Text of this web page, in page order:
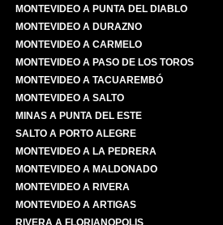
MONTEVIDEO A PUNTA DEL DIABLO
MONTEVIDEO A DURAZNO
MONTEVIDEO A CARMELO
MONTEVIDEO A PASO DE LOS TOROS
MONTEVIDEO A TACUAREMBÓ
MONTEVIDEO A SALTO
MINAS A PUNTA DEL ESTE
SALTO A PORTO ALEGRE
MONTEVIDEO A LA PEDRERA
MONTEVIDEO A MALDONADO
MONTEVIDEO A RIVERA
MONTEVIDEO A ARTIGAS
RIVERA A FLORIANOPOLIS